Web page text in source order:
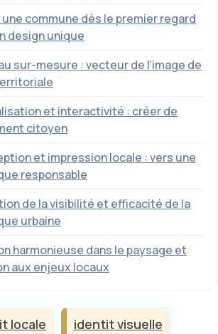
commune dès le premier regard
design unique
sur-mesure : vecteur de l’image de
et interactivité : créer de
citoyen
et impression locale : vers une
responsable
de la visibilité et efficacité de la
urbaine
harmonieuse dans le paysage et
aux enjeux locaux
locale identit visuelle